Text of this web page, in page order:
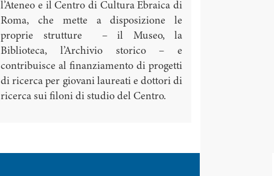
l’Ateneo e il Centro di Cultura Ebraica di
Roma, che mette a disposizione le
proprie strutture – il Museo, la
Biblioteca, l’Archivio storico – e
contribuisce al finanziamento di progetti
di ricerca per giovani laureati e dottori di
ricerca sui filoni di studio del Centro.